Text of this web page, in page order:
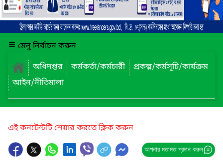
মেনু নির্বাচন করুন
অধিদপ্তর
কর্মকর্তা/কর্মচারী
প্রকল্প/কর্মসূচি/কার্যক্রম
আইন/নীতিমালা
এই কনটেন্টটি শেয়ার করতে ক্লিক করুন
আপনার মতামত প্রদান করুন